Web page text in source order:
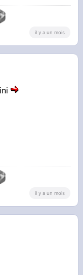
il y a un mois
il y a un mois